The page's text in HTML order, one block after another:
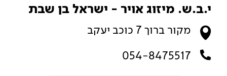
י.ב.ש. מיזוג אויר - ישראל בן שבת
מקור ברוך 7 כוכב יעקב
054-8475517